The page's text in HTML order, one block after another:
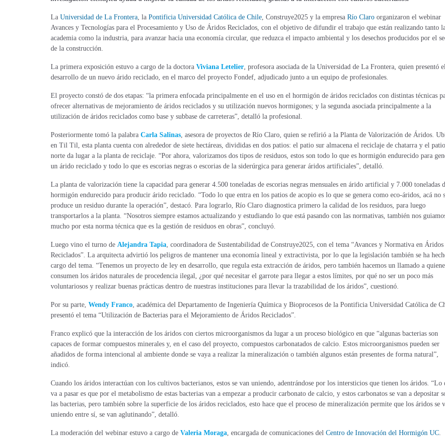
La Universidad de La Frontera , la Pontificia Universidad Católica de Chile , Construye2025 y la empresa Río Claro organizaron el webinar
Avances y Tecnologías para el Procesamiento y Uso de Áridos Reciclados, con el objetivo de difundir el trabajo que están realizando tanto
academia como la industria, para avanzar hacia una economía circular, que reduzca el impacto ambiental y los desechos producidos por el
de la construcción.
La primera exposición estuvo a cargo de la doctora Viviana Letelier , profesora asociada de la Universidad de La Frontera, quien presentó el
desarrollo de un nuevo árido reciclado, en el marco del proyecto Fondef, adjudicado junto a un equipo de profesionales.
El proyecto constó de dos etapas: “la primera enfocada principalmente en el uso en el hormigón de áridos reciclados con distintas técnicas
ofrecer alternativas de mejoramiento de áridos reciclados y su utilización nuevos hormigones; y la segunda asociada principalmente a la
utilización de áridos reciclados como base y subbase de carreteras”, detalló la profesional.
Posteriormente tomó la palabra Carla Salinas , asesora de proyectos de Río Claro, quien se refirió a la Planta de Valorización de Áridos.
en Til Til, esta planta cuenta con alrededor de siete hectáreas, divididas en dos patios: el patio sur almacena el reciclaje de chatarra y el patio
norte da lugar a la planta de reciclaje. “Por ahora, valorizamos dos tipos de residuos, estos son todo lo que es hormigón endurecido para
un árido reciclado y todo lo que es escorias negras o escorias de la siderúrgica para generar áridos artificiales”, detalló.
La planta de valorización tiene la capacidad para generar 4.500 toneladas de escorias negras mensuales en árido artificial y 7.000 toneladas
hormigón endurecido para producir árido reciclado. “Todo lo que entra en los patios de acopio es lo que se genera como eco-áridos, acá no
produce un residuo durante la operación”, destacó. Para lograrlo, Río Claro diagnostica primero la calidad de los residuos, para luego
transportarlos a la planta. “Nosotros siempre estamos actualizando y estudiando lo que está pasando con las normativas, también nos
mucho por esta norma técnica que es la gestión de residuos en obras”, concluyó.
Luego vino el turno de Alejandra Tapia , coordinadora de Sustentabilidad de Construye2025, con el tema “Avances y Normativa en Áridos
Reciclados”. La arquitecta advirtió los peligros de mantener una economía lineal y extractivista, por lo que la legislación también se ha
cargo del tema. “Tenemos un proyecto de ley en desarrollo, que regula esta extracción de áridos, pero también hacemos un llamado a
consumen los áridos naturales de procedencia ilegal
, ¿por qué necesitar el garrote para llegar a estos límites, por qué no ser un poco más
voluntariosos y realizar buenas prácticas dentro de nuestras instituciones para llevar la trazabilidad de los áridos”, cuestionó.
Por su parte, Wendy Franco , académica del Departamento de Ingeniería Química y Bioprocesos de la Pontificia Universidad Católica de
presentó el tema “Utilización de Bacterias para el Mejoramiento de Áridos Reciclados”.
Franco explicó que la interacción de los áridos con ciertos microorganismos da lugar a un proceso biológico en que “algunas bacterias son
capaces de formar compuestos minerales y, en el caso del proyecto, compuestos carbonatados de calcio. Estos microorganismos pueden ser
añadidos de forma intencional al ambiente donde se vaya a realizar la mineralización o también algunos están presentes de forma natural”,
indicó.
Cuando los áridos interactúan con los cultivos bacterianos, estos se van uniendo, adentrándose por los intersticios que tienen los áridos. “Lo
va a pasar es que por el metabolismo de estas bacterias van a empezar a producir carbonato de calcio, y estos carbonatos se van a depositar
las bacterias, pero también sobre la superficie de los áridos reciclados, esto hace que el proceso de mineralización permite que los áridos se
uniendo entre sí, se van aglutinando”, detalló.
La moderación del webinar estuvo a cargo de Valeria Moraga , encargada de comunicaciones del Centro de Innovación del Hormigón UC